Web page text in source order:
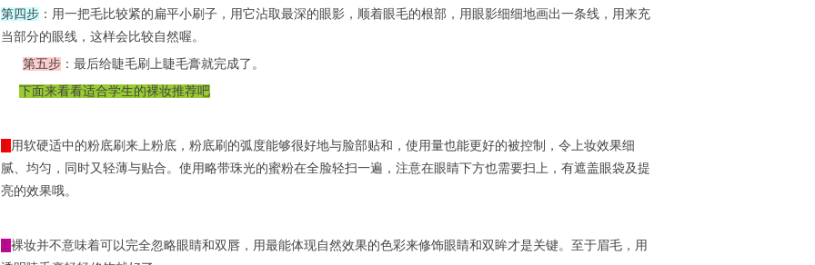
第四步 ：用一把毛比较紧的扁平小刷子，用它沾取最深的眼影，顺着眼毛的根部，用眼影细细地画出一条线，用来充
当部分的眼线，这样会比较自然喔。
第五步 ：最后给睫毛刷上睫毛膏就完成了。
下面来看看适合学生的裸妆推荐吧
1.用软硬适中的粉底刷来上粉底，粉底刷的弧度能够很好地与脸部贴和，使用量也能更好的被控制，令上妆效果细
腻、均匀，同时又轻薄与贴合。使用略带珠光的蜜粉在全脸轻扫一遍，注意在眼睛下方也需要扫上，有遮盖眼袋及提
亮的效果哦。
2.裸妆并不意味着可以完全忽略眼睛和双唇，用最能体现自然效果的色彩来修饰眼睛和双眸才是关键。至于眉毛，用